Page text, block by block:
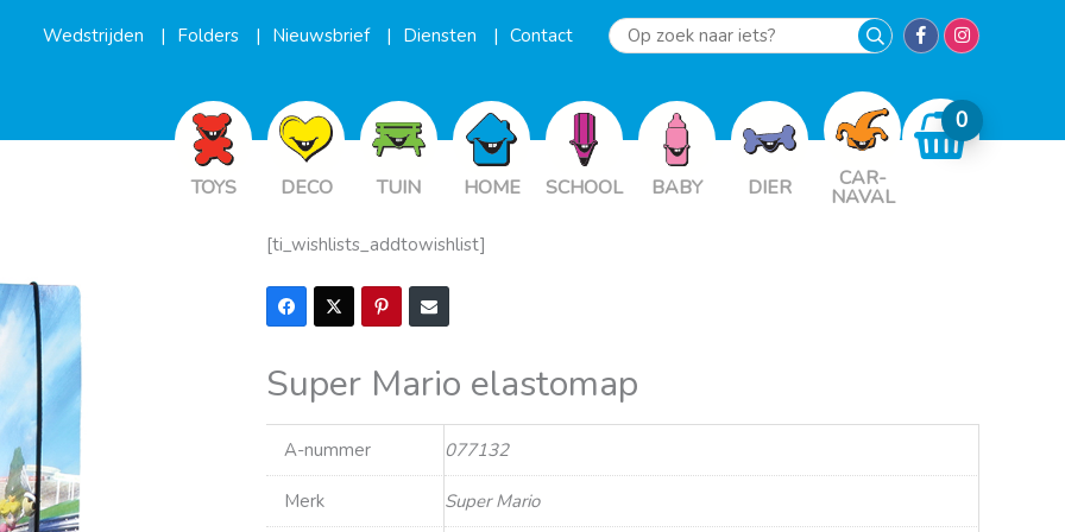
Wedstrijden Folders Nieuwsbrief Diensten Contact
Op
iets?
TOYS DECO TUIN HOME SCHOOL BABY DIER CAR-
NAVAL
[ti_wishlists_addtowishlist]
Super Mario elastomap
A-nummer 077132
Merk Super Mario